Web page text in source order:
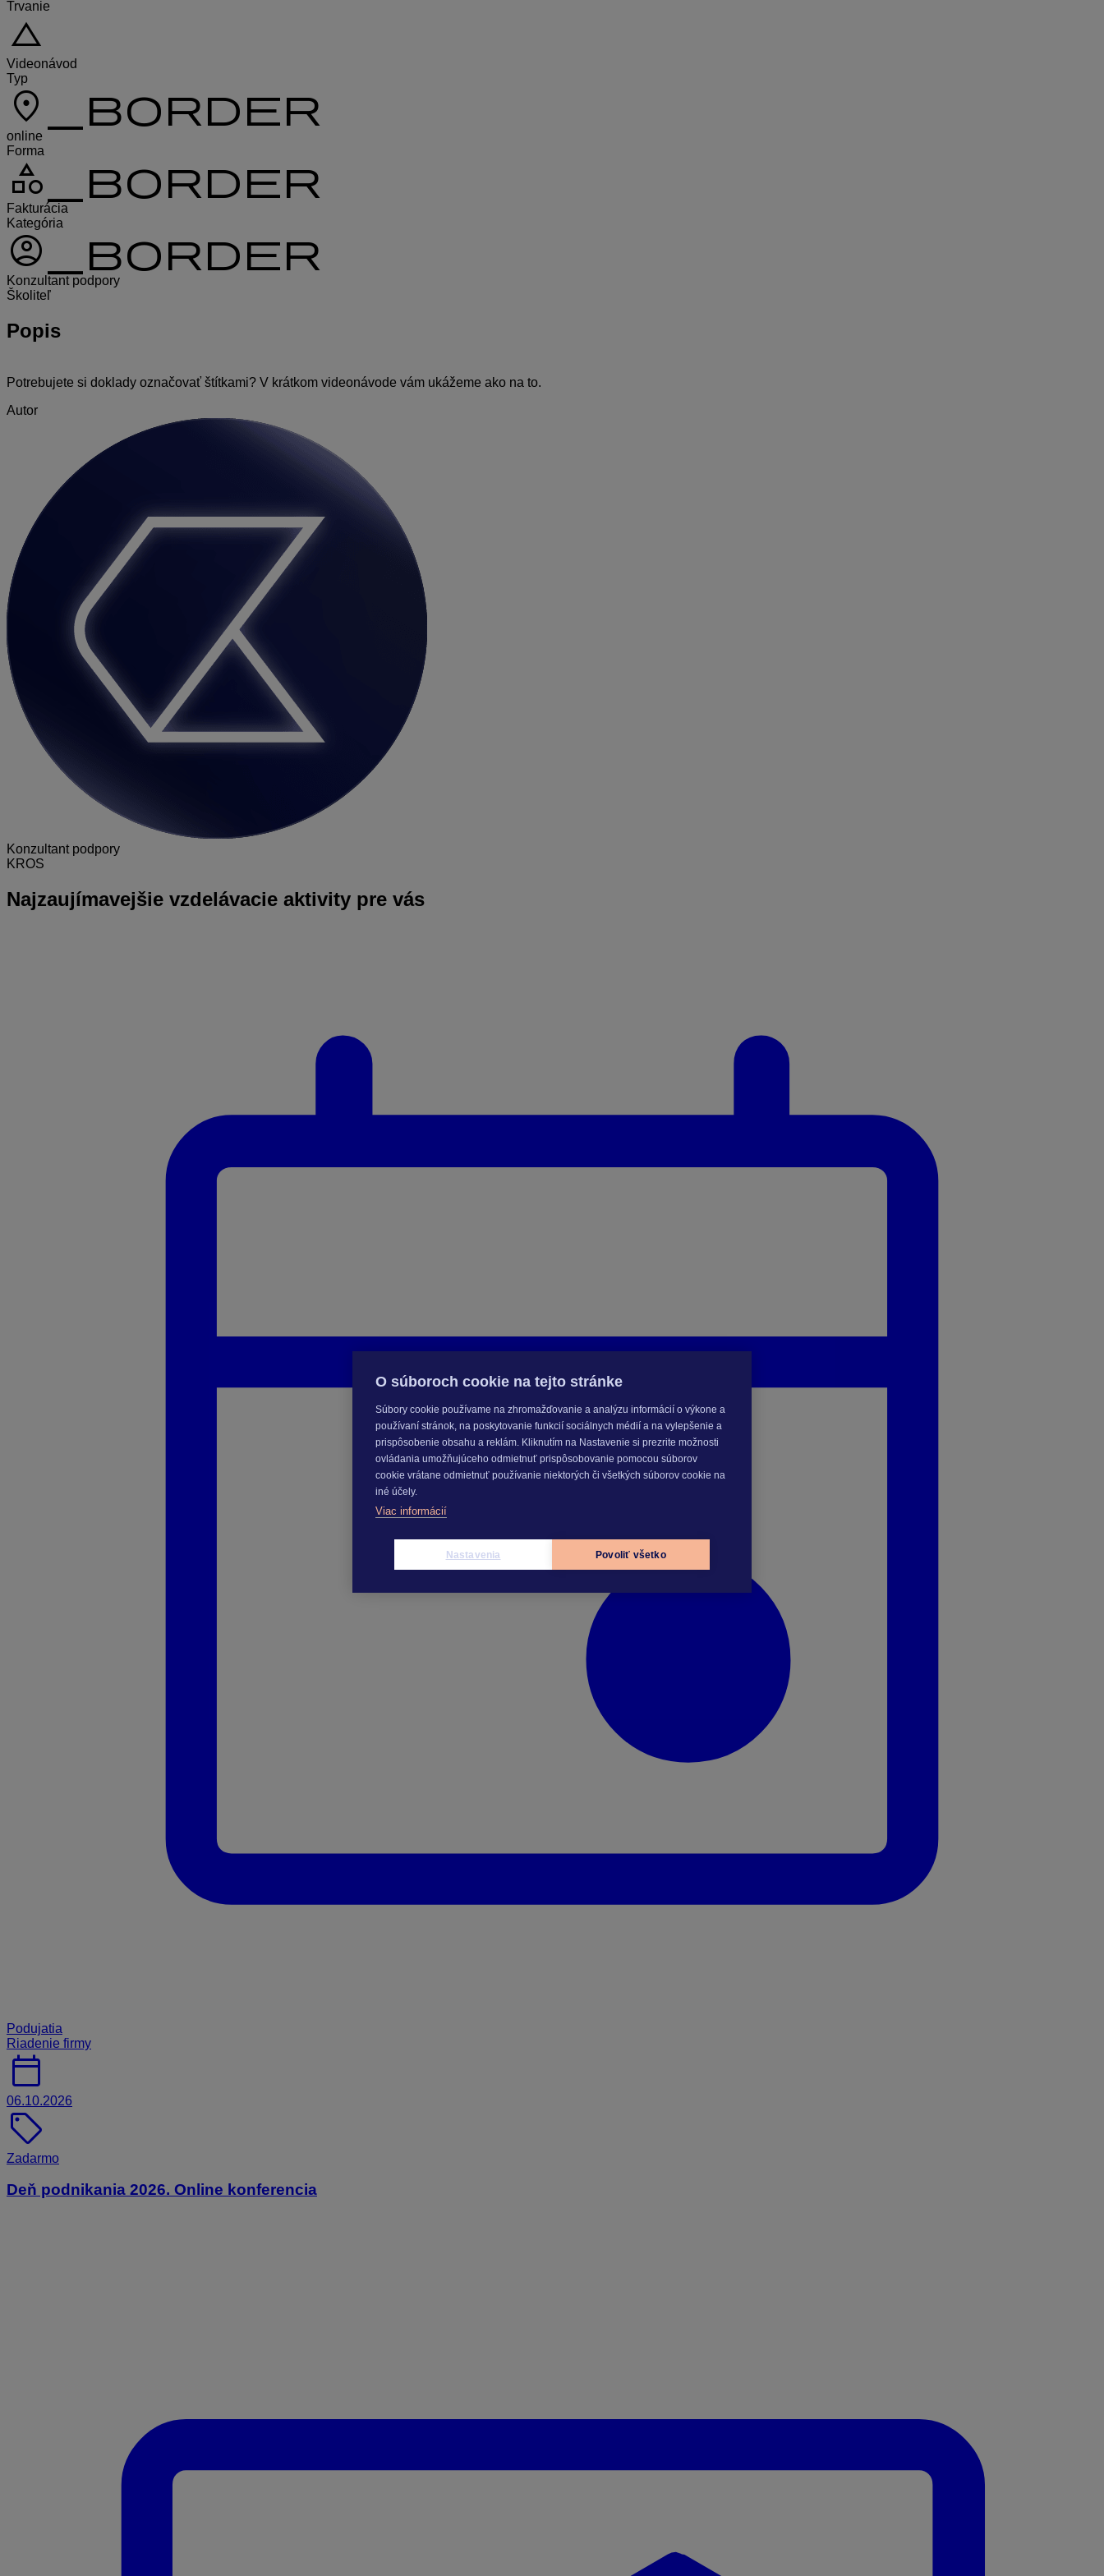
Trvanie
change_history
Videonávod
Typ
location_on_border
online
Forma
category_border
Fakturácia
Kategória
account_circle_border
Konzultant podpory
Školiteľ
Popis
Potrebujete si doklady označovať štítkami? V krátkom videonávode vám ukážeme ako na to.
Autor
Konzultant podpory
KROS
Najzaujímavejšie vzdelávacie aktivity pre vás
Podujatia
Riadenie firmy
calendar_today
06.10.2026
sell
Zadarmo
Deň podnikania 2026. Online konferencia
O súboroch cookie na tejto stránke
Súbory cookie používame na zhromažďovanie a analýzu informácií o výkone a
používaní stránok, na poskytovanie funkcií sociálnych médií a na vylepšenie a
prispôsobenie obsahu a reklám. Kliknutím na Nastavenie si prezrite možnosti
ovládania umožňujúceho odmietnuť prispôsobovanie pomocou súborov
cookie vrátane odmietnuť používanie niektorých či všetkých súborov cookie na
iné účely.
Viac informácií
Nastavenia Povoliť všetko